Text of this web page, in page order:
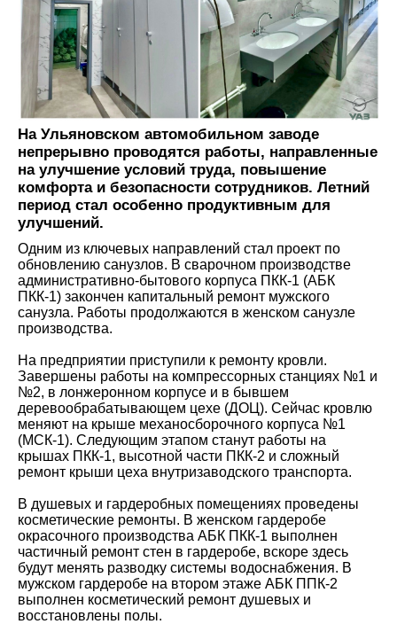
На Ульяновском автомобильном заводе
непрерывно проводятся работы, направленные
на улучшение условий труда, повышение
комфорта и безопасности сотрудников. Летний
период стал особенно продуктивным для
улучшений.
Одним из ключевых направлений стал проект по
обновлению санузлов. В сварочном производстве
административно-бытового корпуса ПКК-1 (АБК
ПКК-1) закончен капитальный ремонт мужского
санузла. Работы продолжаются в женском санузле
производства.
На предприятии приступили к ремонту кровли.
Завершены работы на компрессорных станциях №1 и
№2, в лонжеронном корпусе и в бывшем
деревообрабатывающем цехе (ДОЦ). Сейчас кровлю
меняют на крыше механосборочного корпуса №1
(МСК-1). Следующим этапом станут работы на
крышах ПКК-1, высотной части ПКК-2 и сложный
ремонт крыши цеха внутризаводского транспорта.
В душевых и гардеробных помещениях проведены
косметические ремонты. В женском гардеробе
окрасочного производства АБК ПКК-1 выполнен
частичный ремонт стен в гардеробе, вскоре здесь
будут менять разводку системы водоснабжения. В
мужском гардеробе на втором этаже АБК ППК-2
выполнен косметический ремонт душевых и
восстановлены полы.